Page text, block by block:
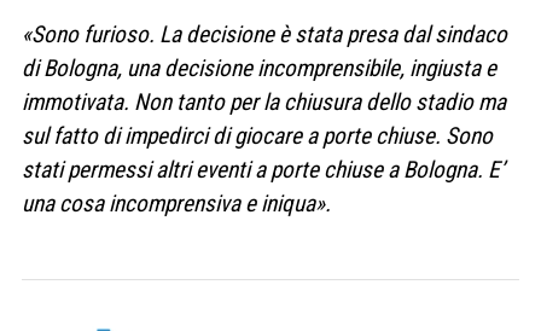
«Sono furioso. La decisione è stata presa dal sindaco
di Bologna, una decisione incomprensibile, ingiusta e
immotivata. Non tanto per la chiusura dello stadio ma
sul fatto di impedirci di giocare a porte chiuse. Sono
stati permessi altri eventi a porte chiuse a Bologna. E’
una cosa incomprensiva e iniqua».